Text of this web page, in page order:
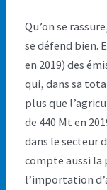
Qu’on se
se défend bien.
en 2019) des
qui, dans sa
plus que
de 440 Mt en
dans le secteur
compte aussi
l’importation